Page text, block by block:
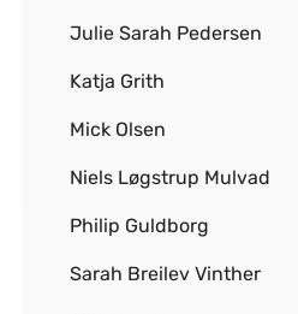
Julie Sarah Pedersen
Katja Grith
Mick Olsen
Niels Løgstrup Mulvad
Philip Guldborg
Sarah Breilev Vinther